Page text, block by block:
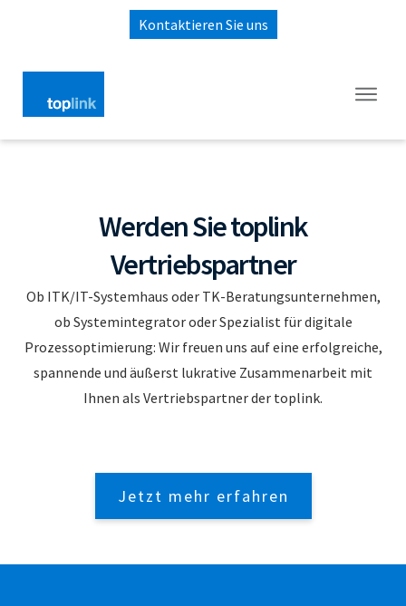
Kontaktieren Sie uns
Werden Sie toplink
Vertriebspartner
Ob ITK/IT-Systemhaus oder TK-Beratungsunternehmen,
ob Systemintegrator oder Spezialist für digitale
Prozessoptimierung: Wir freuen uns auf eine erfolgreiche,
spannende und äußerst lukrative Zusammenarbeit mit
Ihnen als Vertriebspartner der toplink.
Jetzt mehr erfahren